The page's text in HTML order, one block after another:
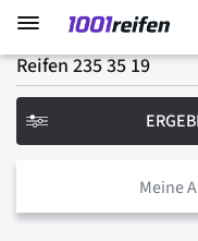
Reifen 235 35 19
Meine